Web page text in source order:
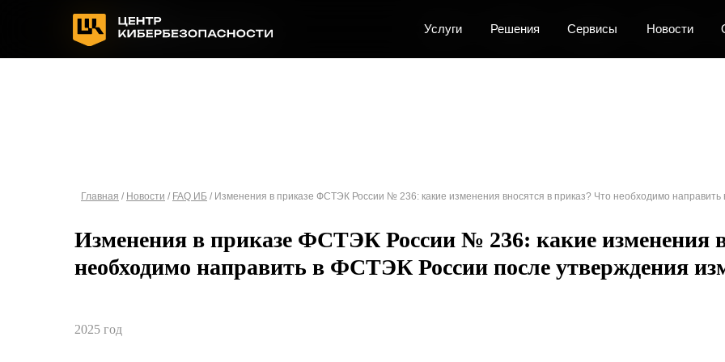
О центре
Сервисы Новости
Решения О центре
Сервисы Новости
Решения О центре
Сервисы Новости
Решения
Главная / Новости / FAQ ИБ / Изменения в приказе ФСТЭК России № 236: какие изменения вносятся в приказ? Что необходимо
Изменения в приказе ФСТЭК России № 236: какие изменения
необходимо направить в ФСТЭК России после утверждения
2025 год